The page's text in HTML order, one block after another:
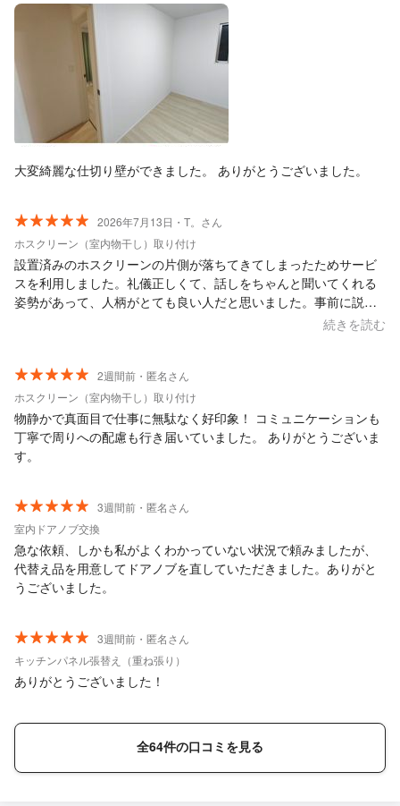
大変綺麗な仕切り壁ができました。 ありがとうございました。
2026年7月13日・T。さん
ホスクリーン（室内物干し）取り付け
設置済みのホスクリーンの片側が落ちてきてしまったためサービ
スを利用しました。礼儀正しくて、話しをちゃんと聞いてくれる
姿勢があって、人柄がとても良い人だと思いました。事前に説明
や相談なども会話できちんとあり、お互いの認識がずれる事もな
っかけから雑談の時間が長くなってしまいました。冷たいお茶く
らい出してあげれば良かったとこの点に反省しています。雑談、
楽しかったですが同じように言葉通りに思ってくれていたら嬉し
いです。 お互いに健康に気をつけてこれからも頑張っていきまし
ょう。 また是非宜しくお願いします。
続きを読む
2週間前・匿名さん
ホスクリーン（室内物干し）取り付け
物静かで真面目で仕事に無駄なく好印象！ コミュニケーションも
丁寧で周りへの配慮も行き届いていました。 ありがとうございま
す。
3週間前・匿名さん
室内ドアノブ交換
急な依頼、しかも私がよくわかっていない状況で頼みましたが、
代替え品を用意してドアノブを直していただきました。ありがと
うございました。
3週間前・匿名さん
キッチンパネル張替え（重ね張り）
ありがとうございました！
全64件の口コミを見る